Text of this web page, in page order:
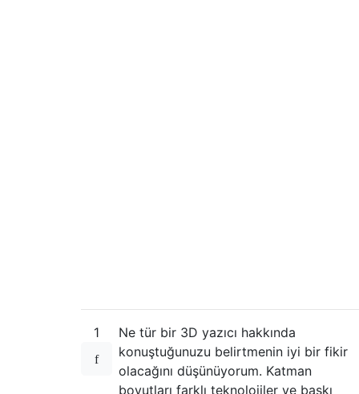
1
Ne tür bir 3D yazıcı hakkında
konuştuğunuzu belirtmenin iyi bir fikir
olacağını düşünüyorum. Katman
boyutları farklı teknolojiler ve baskı